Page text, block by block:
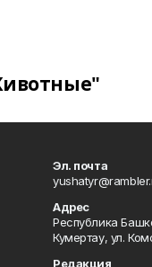
Эл. почта
Адрес
Республика
Кумертау, ул.
Редакция